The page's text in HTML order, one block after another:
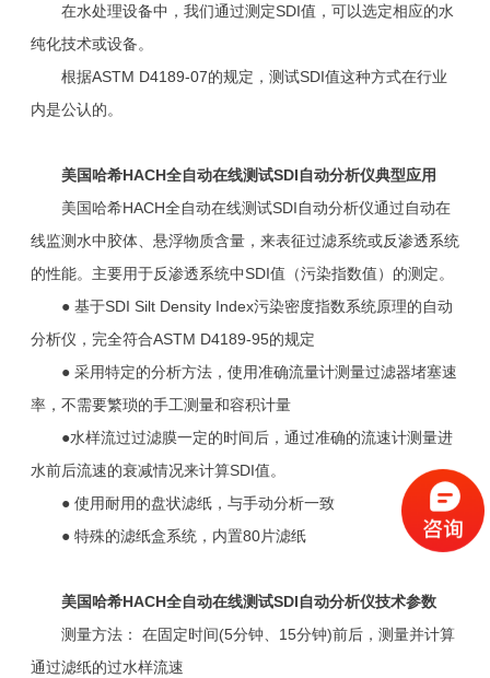
在水处理设备中，我们通过测定SDI值，可以选定相应的水
纯化技术或设备。
根据ASTM D4189-07的规定，测试SDI值这种方式在行业
内是公认的。
美国哈希HACH全自动在线测试SDI自动分析仪典型应用
美国哈希HACH全自动在线测试SDI自动分析仪通过自动在
线监测水中胶体、悬浮物质含量，来表征过滤系统或反渗透系统
的性能。主要用于反渗透系统中SDI值（污染指数值）的测定。
● 基于SDI Silt Density Index污染密度指数系统原理的自动
分析仪，完全符合ASTM D4189-95的规定
● 采用特定的分析方法，使用准确流量计测量过滤器堵塞速
率，不需要繁琐的手工测量和容积计量
●水样流过过滤膜一定的时间后，通过准确的流速计测量进
水前后流速的衰减情况来计算SDI值。
● 使用耐用的盘状滤纸，与手动分析一致
● 特殊的滤纸盒系统，内置80片滤纸
美国哈希HACH全自动在线测试SDI自动分析仪技术参数
测量方法： 在固定时间(5分钟、15分钟)前后，测量并计算
通过滤纸的过水样流速